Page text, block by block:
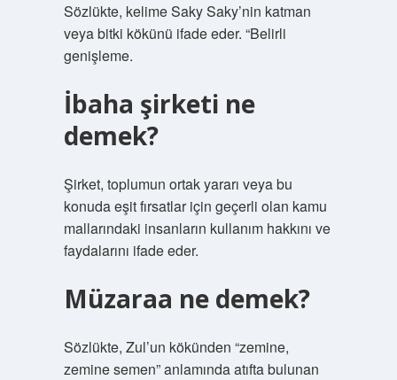
Sözlükte, kelime Saky Saky’nin katman
veya bitki kökünü ifade eder. “Belirli
genişleme.
İbaha şirketi ne
demek?
Şirket, toplumun ortak yararı veya bu
konuda eşit fırsatlar için geçerli olan kamu
mallarındaki insanların kullanım hakkını ve
faydalarını ifade eder.
Müzaraa ne demek?
Sözlükte, Zul’un kökünden “zemine,
zemine semen” anlamında atıfta bulunan